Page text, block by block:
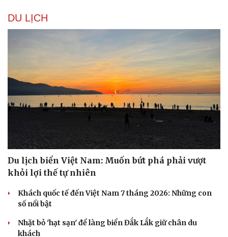
loạt bom tấn ngoại
ca từ chốn ngục tù Côn Đảo
Hoa hậu Thế giới Miss World 2026 sẽ khai mạc tại Quảng
Ninh ngày 11/8
Ngoại giao văn hóa mở rộng không gian hợp tác Việt
Nam - Tanzania
DU LỊCH